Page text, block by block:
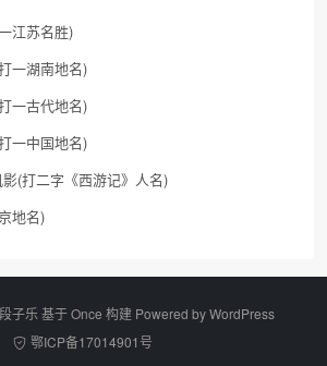
江苏名胜)
一湖南地名)
一古代地名)
一中国地名)
(打二字《西游记》人名)
地名)
子乐 基于 Once 构建 Powered byWordPress
鄂ICP备17014901号